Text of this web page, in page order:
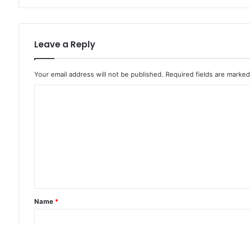
Leave a Reply
Your email address will not be published. Required fields are marked
*
Name *